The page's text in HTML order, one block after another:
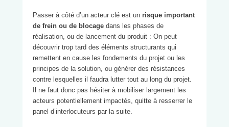
Passer à côté d’un acteur clé est un risque important
de frein ou de blocage dans les phases de
réalisation, ou de lancement du produit : On peut
découvrir trop tard des éléments structurants qui
remettent en cause les fondements du projet ou les
principes de la solution, ou générer des résistances
contre lesquelles il faudra lutter tout au long du projet.
Il ne faut donc pas hésiter à mobiliser largement les
acteurs potentiellement impactés, quitte à resserrer le
panel d’interlocuteurs par la suite.